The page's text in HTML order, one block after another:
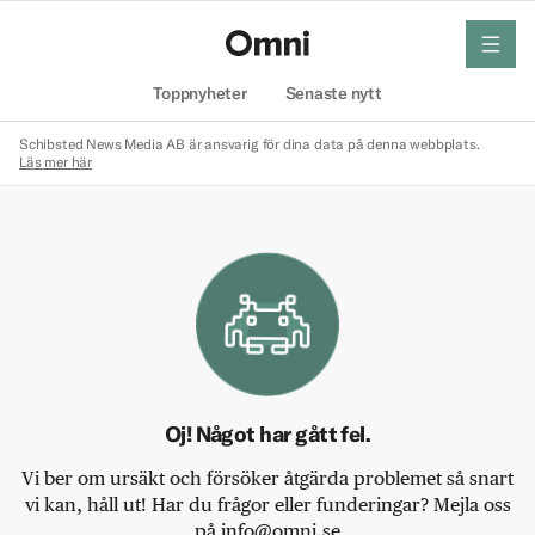
Toppnyheter Senaste nytt
meny
Schibsted News Media AB är ansvarig för dina data på denna webbplats.
Läs mer här
Oj! Något har gått fel.
Vi ber om ursäkt och försöker åtgärda problemet så snart
vi kan, håll ut! Har du frågor eller funderingar? Mejla oss